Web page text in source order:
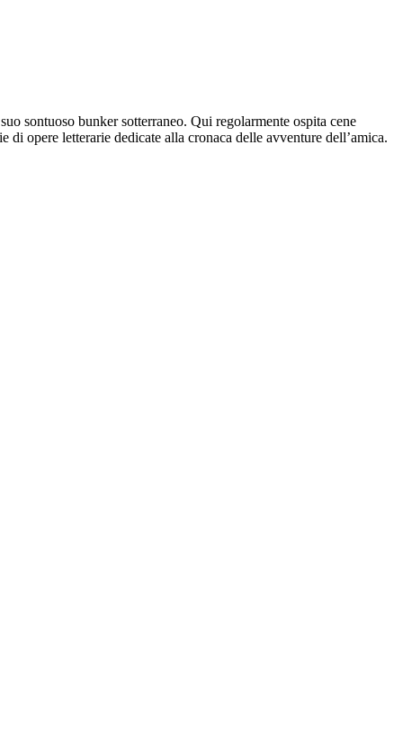
sontuoso bunker sotterraneo. Qui regolarmente ospita cene
opere letterarie dedicate alla cronaca delle avventure dell’amica.